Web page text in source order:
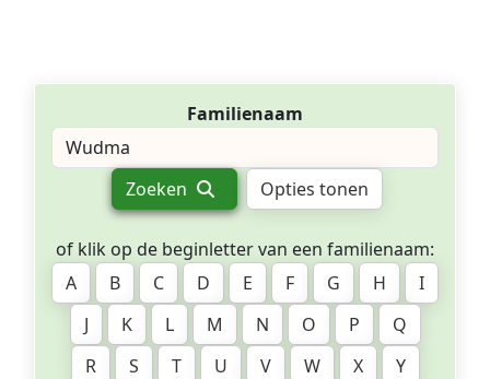
Familienaam
Zoeken Opties tonen
of klik op de beginletter van een familienaam:
A
B C D E F G H
I
J
K L M N O P
Q
R
S T U V W X
Y